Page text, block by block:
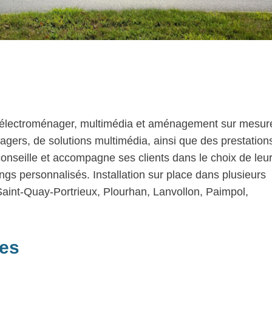
multimédia et aménagement sur
de solutions multimédia, ainsi que des
et accompagne ses clients dans le choix de
personnalisés. Installation sur place dans plusieurs
Quay-Portrieux, Plourhan, Lanvollon, Paimpol,